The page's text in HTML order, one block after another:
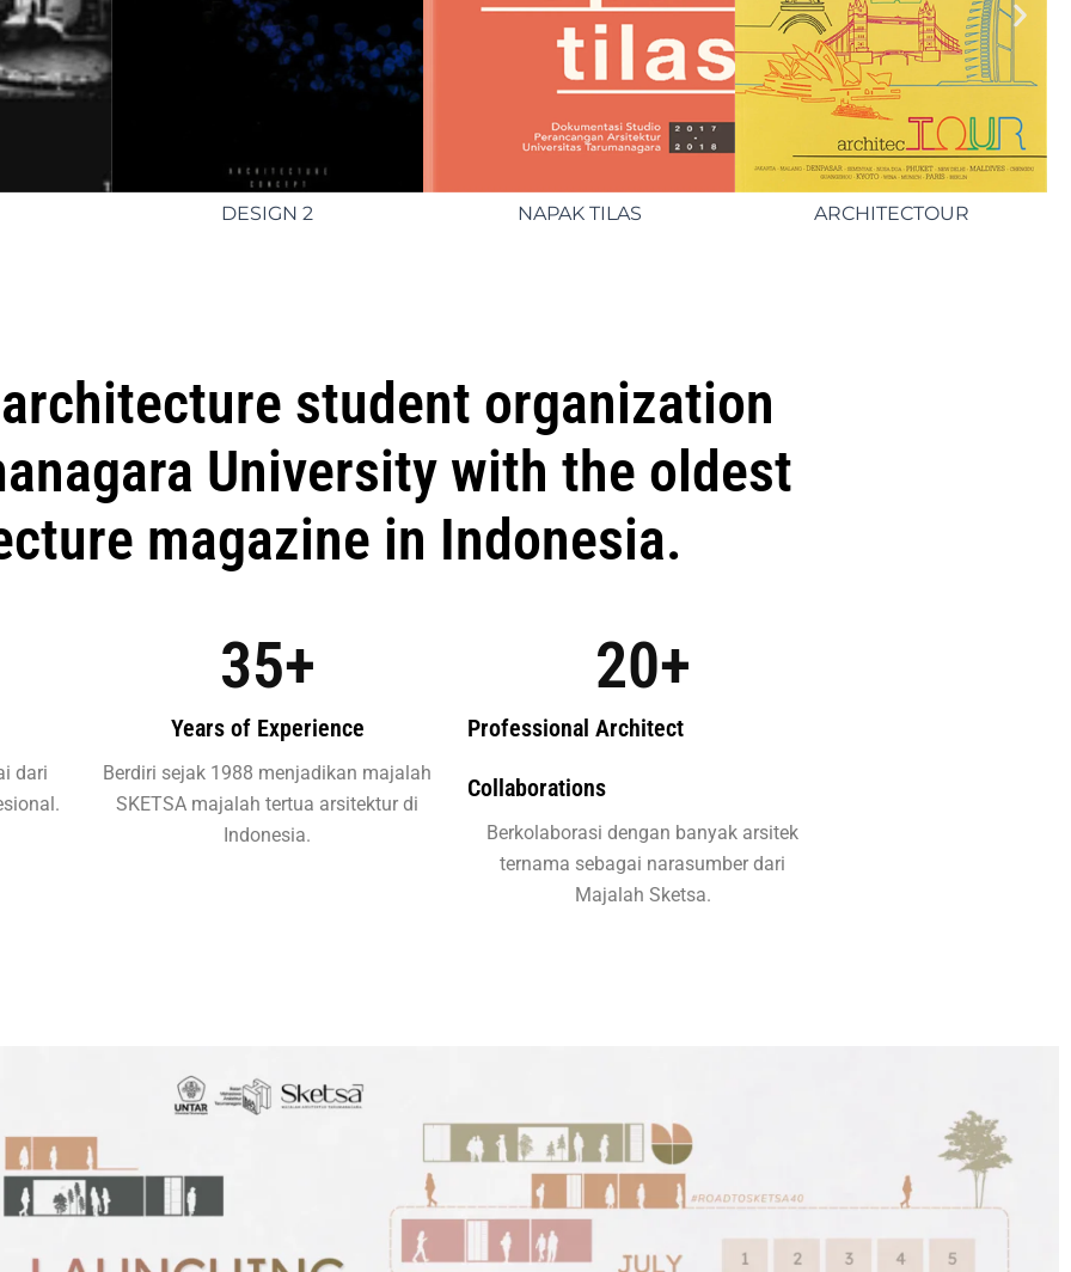
DESIGN 2 NAPAK TILAS ARCHITECTOUR
student organization
University with the oldest
magazine in Indonesia.
dari
Years of Experience
35+
Berdiri sejak 1988 menjadikan majalah
SKETSA majalah tertua arsitektur di
Indonesia.
Professional Architect
Collaborations
20+
Berkolaborasi dengan banyak arsitek
ternama sebagai narasumber dari
Majalah Sketsa.